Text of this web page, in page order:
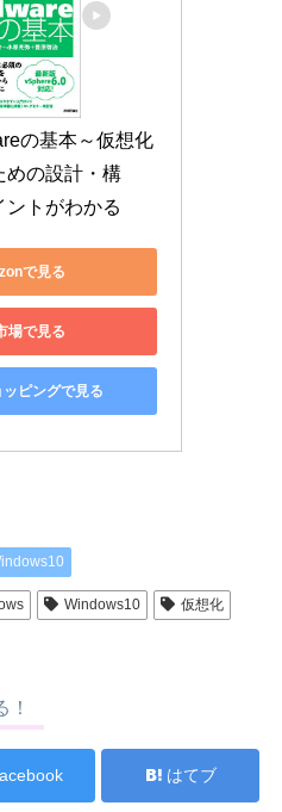
の基本～仮想化
めの設計・構
ントがわかる
で見る
場で見る
ピングで見る
Windows10
仮想化
はてブ